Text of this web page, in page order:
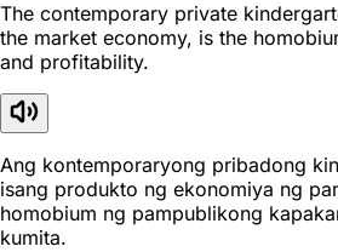
The contemporary private
the market economy, is the
and profitability.
Ang kontemporaryong pribadong
isang produkto ng ekonomiya ng
homobium ng pampublikong
kumita.